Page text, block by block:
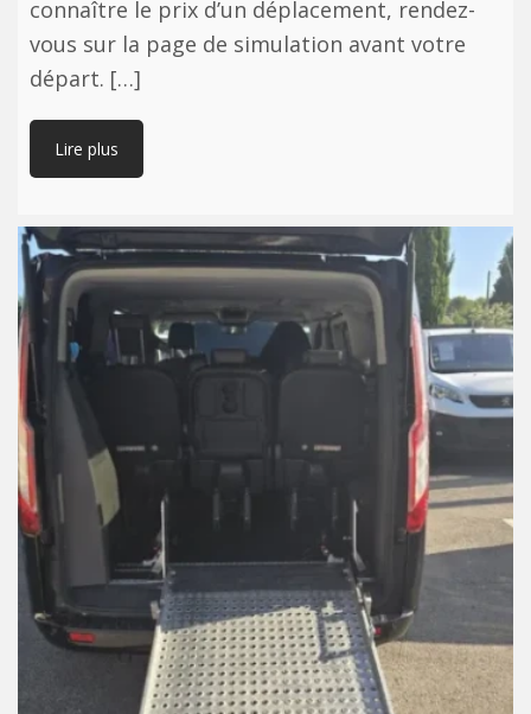
connaître le prix d’un déplacement, rendez-
vous sur la page de simulation avant votre
départ. […]
Lire plus